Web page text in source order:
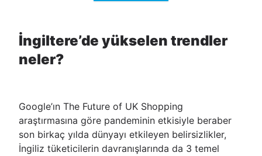
İngiltere’de yükselen trendler
neler?
Google’ın The Future of UK Shopping
araştırmasına göre pandeminin etkisiyle beraber
son birkaç yılda dünyayı etkileyen belirsizlikler,
İngiliz tüketicilerin davranışlarında da 3 temel